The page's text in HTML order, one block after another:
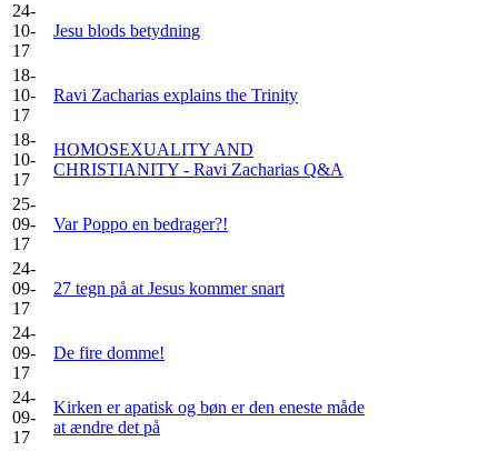
24-
10-
17
Jesu blods betydning
18-
10-
17
Ravi Zacharias explains the Trinity
18-
10-
17
HOMOSEXUALITY AND
CHRISTIANITY - Ravi Zacharias Q&A
25-
09-
17
Var Poppo en bedrager?!
24-
09-
17
27 tegn på at Jesus kommer snart
24-
09-
17
De fire domme!
24-
09-
17
Kirken er apatisk og bøn er den eneste måde
at ændre det på